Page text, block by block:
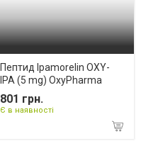
Пептид Ipamorelin OXY-
IPA (5 mg) OxyPharma
801 грн.
Є в наявності